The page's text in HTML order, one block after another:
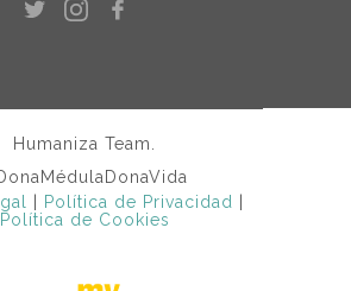
Humaniza Team.
Política de Privacidad
Política de Cookies